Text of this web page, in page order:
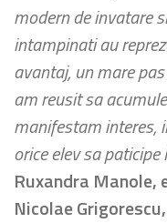
modern de invatare
intampinati au
avantaj, un mare
am reusit sa
manifestam interes,
orice elev sa
Ruxandra Manole,
Nicolae